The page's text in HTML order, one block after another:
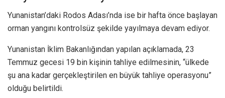
Yunanistan’daki Rodos Adası’nda ise bir hafta önce başlayan
orman yangını kontrolsüz şekilde yayılmaya devam ediyor.
Yunanistan İklim Bakanlığından yapılan açıklamada, 23
Temmuz gecesi 19 bin kişinin tahliye edilmesinin, “ülkede
şu ana kadar gerçekleştirilen en büyük tahliye operasyonu”
olduğu belirtildi.